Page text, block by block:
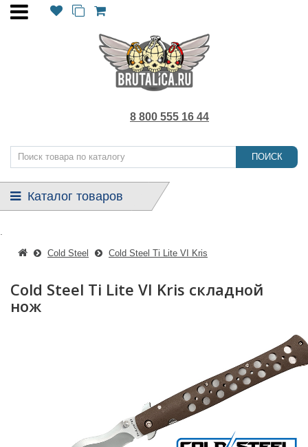
8 800 555 16 44
ПОИСК
Каталог товаров
Cold Steel Cold Steel Ti Lite VI Kris
Cold Steel Ti Lite VI Kris складной
нож